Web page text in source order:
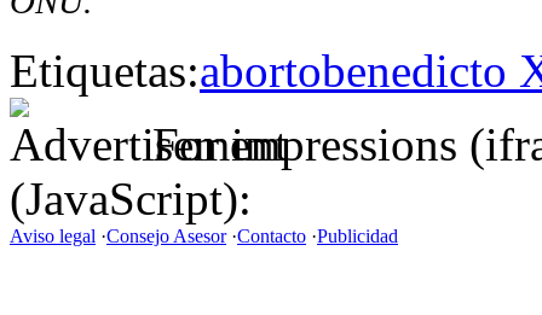
Etiquetas:abortobenedicto
For impressions
(JavaScript):
Aviso legal ·Consejo Asesor·Contacto ·Publicidad